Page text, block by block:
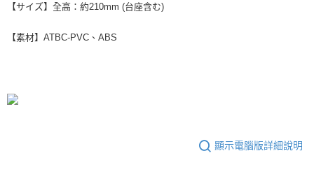
【サイズ】全高：約210mm (台座含む)
【素材】ATBC-PVC、ABS
顯示電腦版詳細說明